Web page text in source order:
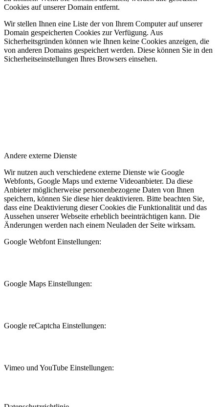
Cookies auf unserer Domain entfernt.
Wir stellen Ihnen eine Liste der von Ihrem Computer auf unserer
Domain gespeicherten Cookies zur Verfügung. Aus
Sicherheitsgründen können wie Ihnen keine Cookies anzeigen, die
von anderen Domains gespeichert werden. Diese können Sie in den
Sicherheitseinstellungen Ihres Browsers einsehen.
Andere externe Dienste
Wir nutzen auch verschiedene externe Dienste wie Google
Webfonts, Google Maps und externe Videoanbieter. Da diese
Anbieter möglicherweise personenbezogene Daten von Ihnen
speichern, können Sie diese hier deaktivieren. Bitte beachten Sie,
dass eine Deaktivierung dieser Cookies die Funktionalität und das
Aussehen unserer Webseite erheblich beeinträchtigen kann. Die
Änderungen werden nach einem Neuladen der Seite wirksam.
Google Webfont Einstellungen:
Google Maps Einstellungen:
Google reCaptcha Einstellungen:
Vimeo und YouTube Einstellungen: